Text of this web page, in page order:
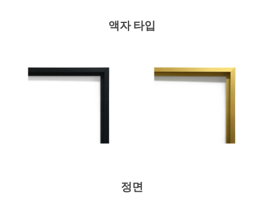
액자 타입
정면